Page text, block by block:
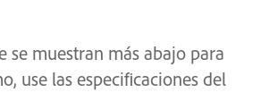
se muestran más abajo para
use las especificaciones del